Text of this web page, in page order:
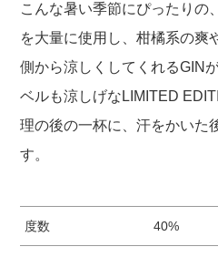
こんな暑い季節にぴったりの
を大量に使用し、柑橘系の爽
側から涼しくしてくれるGIN
ベルも涼しげなLIMITED
理の後の一杯に、汗をかいた
す。
度数 40%